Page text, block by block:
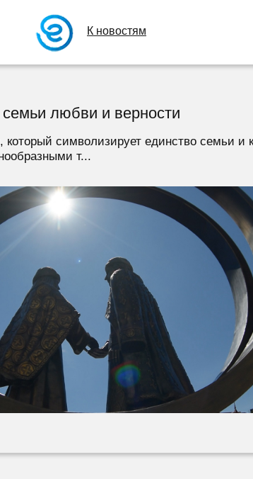
К новостям
любви и верности
символизирует единство семьи и
т...